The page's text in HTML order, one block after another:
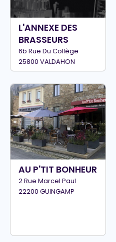
L'ANNEXE DES
BRASSEURS
6b Rue Du Collège
25800 VALDAHON
AU P'TIT BONHEUR
2 Rue Marcel Paul
22200 GUINGAMP